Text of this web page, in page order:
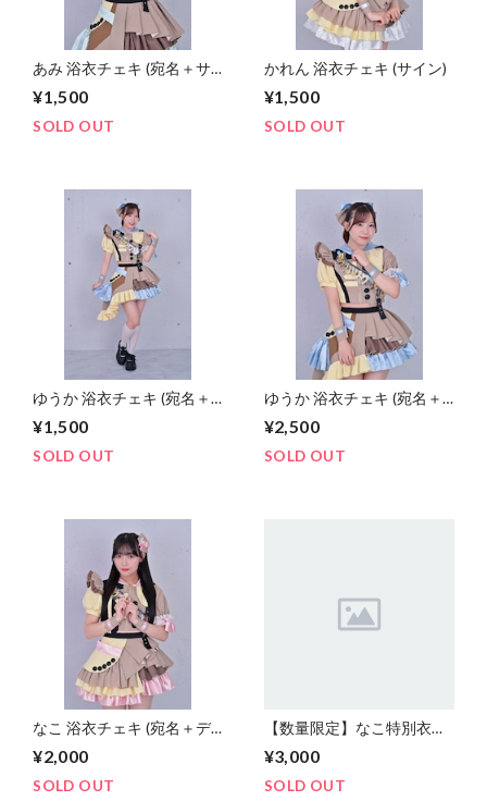
あみ 浴衣チェキ (宛名＋サ
¥1,500
SOLD OUT
かれん 浴衣チェキ (サイン)
¥1,500
SOLD OUT
ゆうか 浴衣チェキ (宛名＋
¥1,500
SOLD OUT
ゆうか 浴衣チェキ (宛名＋
¥2,500
SOLD OUT
なこ 浴衣チェキ (宛名＋デ
¥2,000
SOLD OUT
【数量限定】なこ特別衣装
¥3,000
SOLD OUT